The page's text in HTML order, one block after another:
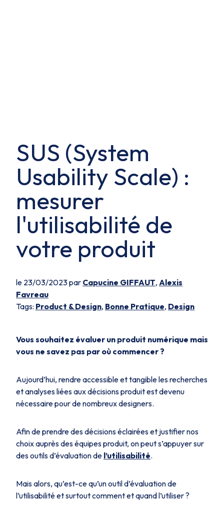
SUS (System
Usability Scale) :
mesurer
l'utilisabilité de
votre produit
le 23/03/2023 par Capucine GIFFAUT, Alexis
Favreau
Tags: Product & Design, Bonne Pratique, Design
Vous souhaitez évaluer un produit numérique mais
vous ne savez pas par où commencer ?
Aujourd’hui, rendre accessible et tangible les recherches
et analyses liées aux décisions produit est devenu
nécessaire pour de nombreux designers.
Afin de prendre des décisions éclairées et justifier nos
choix auprès des équipes produit, on peut s’appuyer sur
des outils d’évaluation de l’utilisabilité.
Mais alors, qu’est-ce qu’un outil d’évaluation de
l’utilisabilité et surtout comment et quand l’utiliser ?